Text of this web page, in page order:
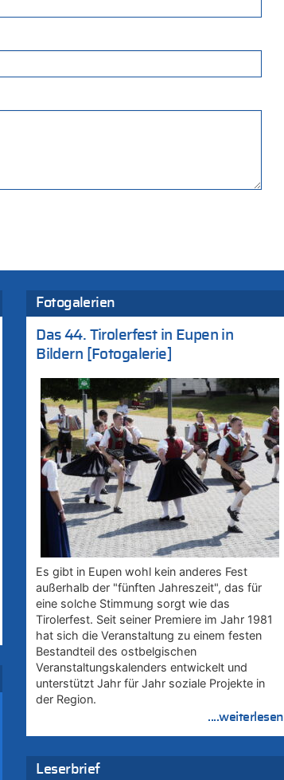
Fotogalerien
Das 44. Tirolerfest in Eupen in
Bildern [Fotogalerie]
Es gibt in Eupen wohl kein anderes Fest
außerhalb der "fünften Jahreszeit", das für
eine solche Stimmung sorgt wie das
Tirolerfest. Seit seiner Premiere im Jahr 1981
hat sich die Veranstaltung zu einem festen
Bestandteil des ostbelgischen
Veranstaltungskalenders entwickelt und
unterstützt Jahr für Jahr soziale Projekte in
der Region.
....weiterlesen
Leserbrief